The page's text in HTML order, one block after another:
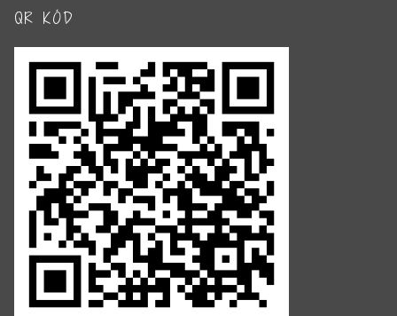
QR KÓD